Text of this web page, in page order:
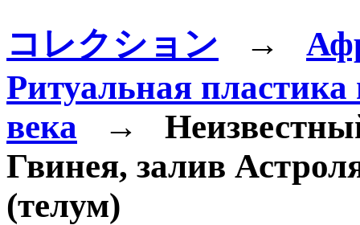
コレクション →
Ритуальная
века
→
Гвинея, залив
(телум)